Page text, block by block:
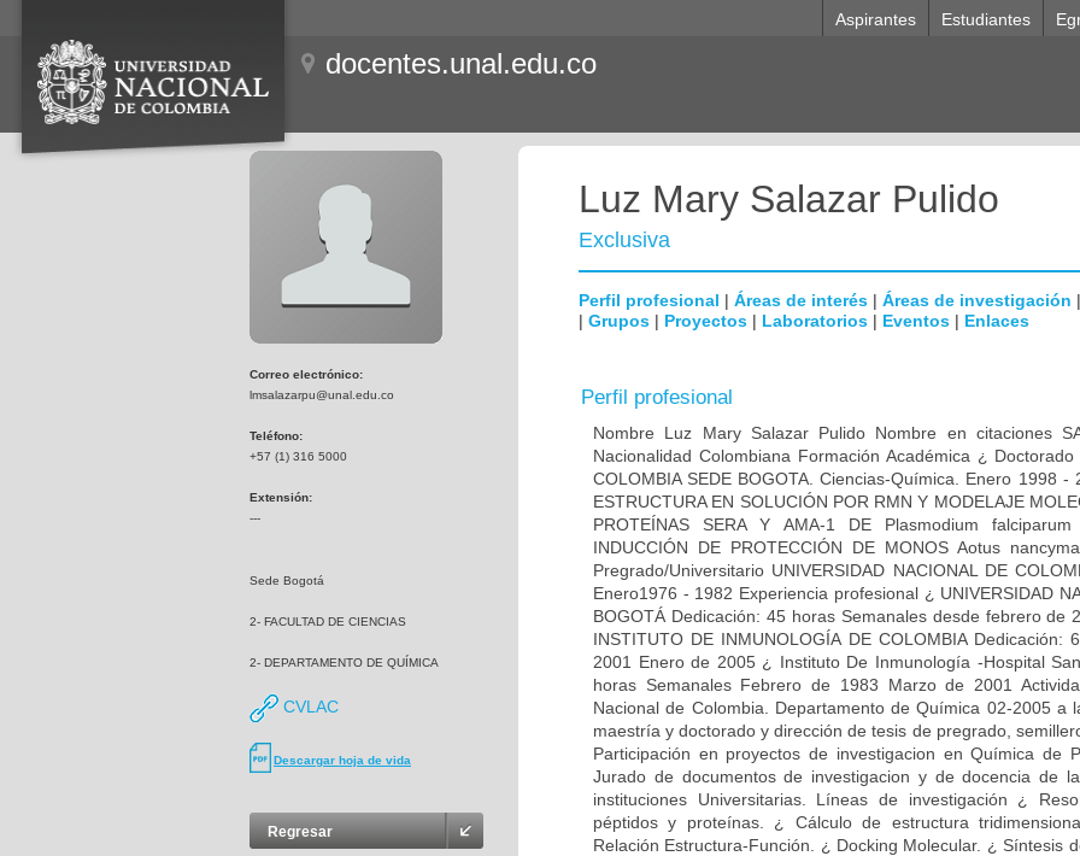
Aspirantes Estudiantes
docentes.unal.edu.co
Correo electrónico:
lmsalazarpu@unal.edu.co
Teléfono:
+57 (1) 316 5000
Extensión:
---
Sede Bogotá
2- FACULTAD DE CIENCIAS
2- DEPARTAMENTO DE QUÍMICA
CVLAC
Descargar hoja de vida
Regresar
Luz Mary Salazar Pulido
Exclusiva
Perfil profesional | Áreas de interés | Áreas de investigación |
| Grupos | Proyectos | Laboratorios | Eventos | Enlaces
Perfil profesional
Nombre Luz Mary Salazar Pulido Nombre en citaciones
Nacionalidad Colombiana Formación Académica ¿ Doctorado
COLOMBIA SEDE BOGOTA. Ciencias-Química. Enero 1998 -
ESTRUCTURA EN SOLUCIÓN POR RMN Y MODELAJE
PROTEÍNAS SERA Y AMA-1 DE Plasmodium
INDUCCIÓN DE PROTECCIÓN DE MONOS Aotus
Pregrado/Universitario UNIVERSIDAD NACIONAL DE
Enero1976 - 1982 Experiencia profesional ¿ UNIVERSIDAD
BOGOTÁ Dedicación: 45 horas Semanales desde febrero de
INSTITUTO DE INMUNOLOGÍA DE COLOMBIA Dedicación:
2001 Enero de 2005 ¿ Instituto De Inmunología -Hospital
horas Semanales Febrero de 1983 Marzo de 2001
Nacional de Colombia. Departamento de Química 02-2005 a
maestría y doctorado y dirección de tesis de pregrado,
Participación en proyectos de investigacion en Química de
Jurado de documentos de investigacion y de docencia de
instituciones Universitarias. Líneas de investigación ¿
péptidos y proteínas. ¿ Cálculo de estructura
Relación Estructura-Función. ¿ Docking Molecular. ¿ Síntesis